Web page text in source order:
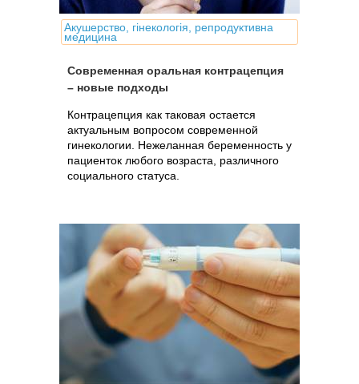
Акушерство, гінекологія, репродуктивна
медицина
Современная оральная контрацепция
– новые подходы
Контрацепция как таковая остается
актуальным вопросом современной
гинекологии. Нежеланная беременность у
пациенток любого возраста, различного
социального статуса.